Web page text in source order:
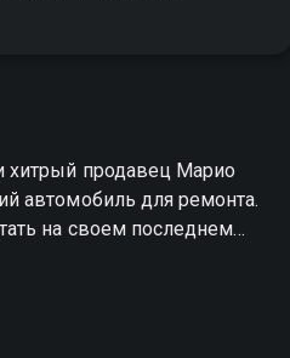
хитрый продавец Марио
автомобиль для ремонта.
на своем последнем
тысяч?
сериала Спасение
бесплатно в